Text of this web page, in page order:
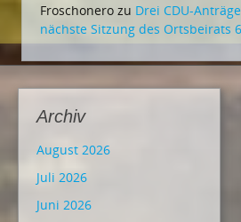
Froschonero zu Drei CDU-
nächste Sitzung des Ortsbeirats 6
Archiv
August 2026
Juli 2026
Juni 2026